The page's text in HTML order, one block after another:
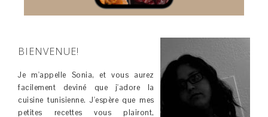
BIENVENUE!
Je m'appelle Sonia, et vous aurez
facilement deviné que j'adore la
cuisine tunisienne. J'espère que mes
petites recettes vous plairont,